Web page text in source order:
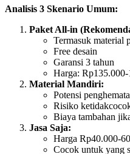
Analisis 3 Skenario Umum:
Paket All-in
Termasuk material
Free desain
Garansi 3 tahun
Harga: Rp135.000-
Material Mandiri:
Potensi
Risiko
Biaya tambahan
Jasa Saja:
Harga Rp40.000-
Cocok untuk yang